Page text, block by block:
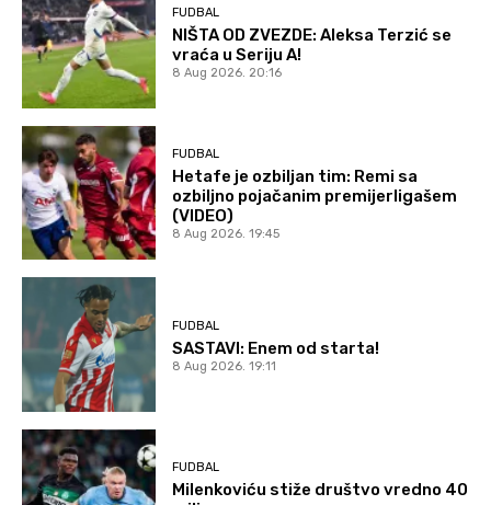
FUDBAL
NIŠTA OD ZVEZDE: Aleksa Terzić se
vraća u Seriju A!
8 Aug 2026. 20:16
FUDBAL
Hetafe je ozbiljan tim: Remi sa
ozbiljno pojačanim premijerligašem
(VIDEO)
8 Aug 2026. 19:45
FUDBAL
SASTAVI: Enem od starta!
8 Aug 2026. 19:11
FUDBAL
Milenkoviću stiže društvo vredno 40